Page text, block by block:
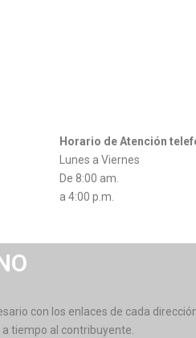
Horario de Atención
Lunes a Viernes
De 8:00 am.
a 4:00 p.m.
con los enlaces de cada
tiempo al contribuyente.